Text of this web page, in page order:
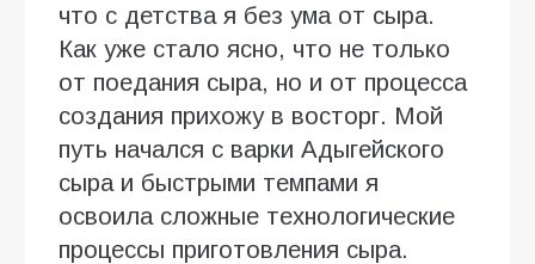
что с детства я без ума от сыра.
Как уже стало ясно, что не только
от поедания сыра, но и от процесса
создания прихожу в восторг. Мой
путь начался с варки Адыгейского
сыра и быстрыми темпами я
освоила сложные технологические
процессы приготовления сыра.